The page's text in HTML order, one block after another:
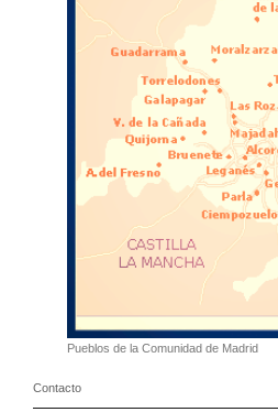
Pueblos de la Comunidad de Madrid
Contacto